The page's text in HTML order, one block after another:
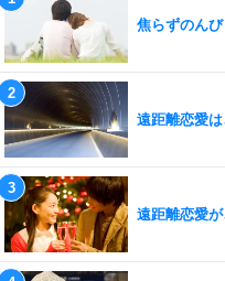
焦らずのんび
遠距離恋愛は
遠距離恋愛が